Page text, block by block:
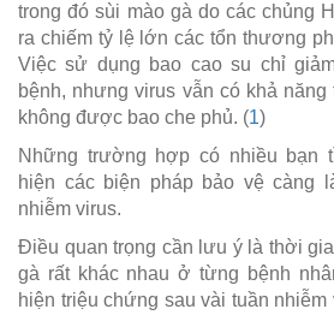
trong đó sùi mào gà do các chủng
ra chiếm tỷ lệ lớn các tổn thương
Việc sử dụng bao cao su chỉ
bệnh, nhưng virus vẫn có khả
không được bao che phủ. (1)
Những trường hợp có nhiều bạn
hiện các biện pháp bảo vệ càng
nhiễm virus.
Điều quan trọng cần lưu ý là thời
gà rất khác nhau ở từng bệnh
hiện triệu chứng sau vài tuần nhiễm